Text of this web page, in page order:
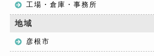
工場・倉庫・事務所
地域
彦根市